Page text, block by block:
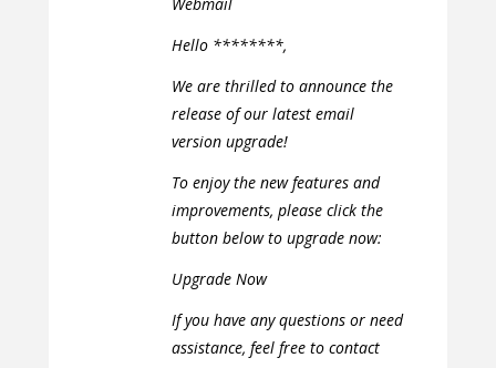
Hello ********,
We are thrilled to announce the
release of our latest email
version upgrade!
To enjoy the new features and
improvements, please click the
button below to upgrade now:
Upgrade Now
If you have any questions or need
assistance, feel free to contact